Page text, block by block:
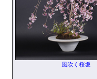
風吹く桜坂